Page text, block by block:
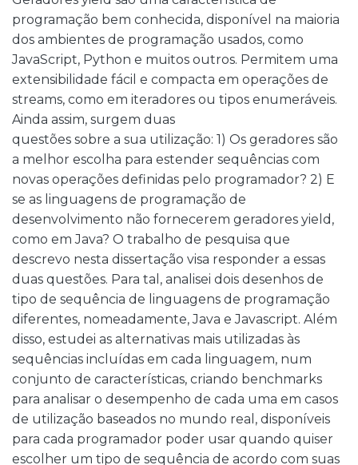
programação bem conhecida, disponível na maioria
dos ambientes de programação usados, como
JavaScript, Python e muitos outros. Permitem uma
extensibilidade fácil e compacta em operações de
streams, como em iteradores ou tipos enumeráveis.
Ainda assim, surgem duas
questões sobre a sua utilização: 1) Os geradores são
a melhor escolha para estender sequências com
novas operações definidas pelo programador? 2) E
se as linguagens de programação de
desenvolvimento não fornecerem geradores yield,
como em Java? O trabalho de pesquisa que
descrevo nesta dissertação visa responder a essas
duas questões. Para tal, analisei dois desenhos de
tipo de sequência de linguagens de programação
diferentes, nomeadamente, Java e Javascript. Além
disso, estudei as alternativas mais utilizadas às
sequências incluídas em cada linguagem, num
conjunto de características, criando benchmarks
para analisar o desempenho de cada uma em casos
de utilização baseados no mundo real, disponíveis
para cada programador poder usar quando quiser
escolher um tipo de sequência de acordo com suas